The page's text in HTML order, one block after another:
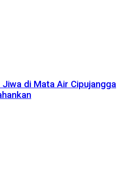
di Mata Air Cipujangga